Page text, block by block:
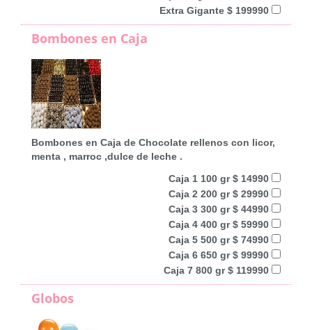
Extra Gigante $ 199990
Bombones en Caja
Bombones en Caja de Chocolate rellenos con licor,
menta , marroc ,dulce de leche .
Caja 1 100 gr $ 14990
Caja 2 200 gr $ 29990
Caja 3 300 gr $ 44990
Caja 4 400 gr $ 59990
Caja 5 500 gr $ 74990
Caja 6 650 gr $ 99990
Caja 7 800 gr $ 119990
Globos